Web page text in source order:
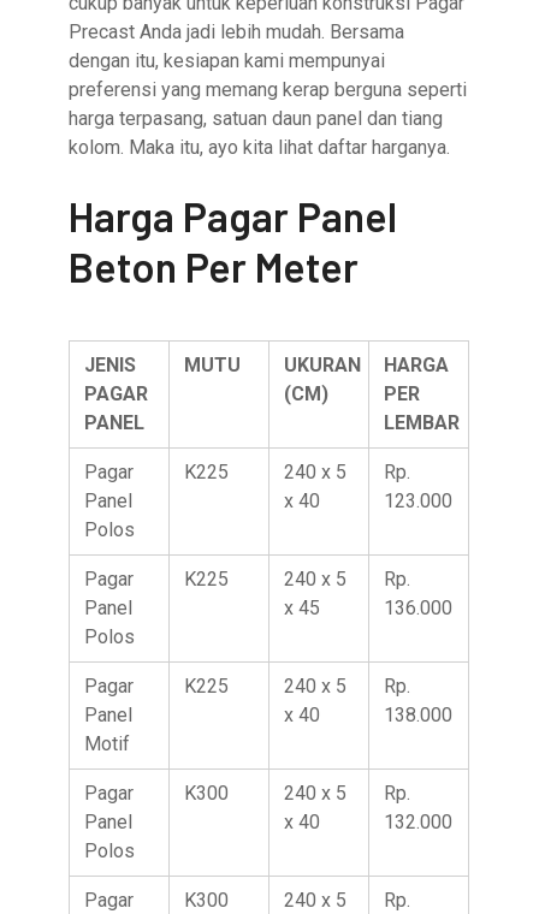
Precast Anda jadi lebih mudah. Bersama
dengan itu, kesiapan kami mempunyai
preferensi yang memang kerap berguna seperti
harga terpasang, satuan daun panel dan tiang
kolom. Maka itu, ayo kita lihat daftar harganya.
Harga Pagar Panel
Beton Per Meter
JENIS
PAGAR
PANEL
MUTU
UKURAN
(CM)
HARGA
PER
LEMBAR
Pagar
Panel
Polos
K225
240 x 5
x 40
Rp.
123.000
Pagar
Panel
Polos
K225
240 x 5
x 45
Rp.
136.000
Pagar
Panel
Motif
K225
240 x 5
x 40
Rp.
138.000
Pagar
Panel
Polos
K300
240 x 5
x 40
Rp.
132.000
Pagar
K300
240 x 5
Rp.